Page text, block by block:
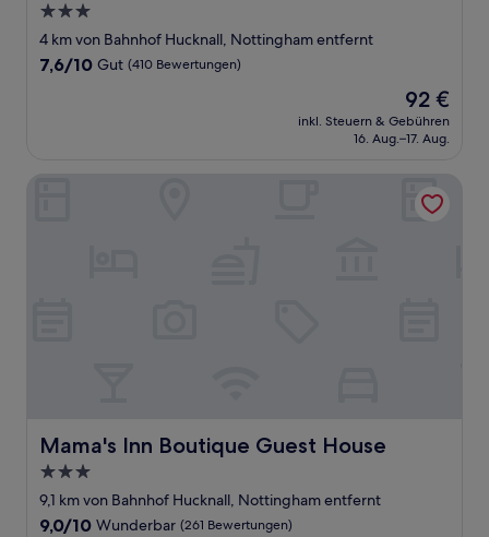
3.0-
Sterne-
Unterkunft
4 km von Bahnhof Hucknall, Nottingham entfernt
7.6
7,6/10 Gut (410 Bewertungen)
Der
Preis
beträgt
92 €
inkl. Steuern & Gebühren
16. Aug.–17. Aug.
Mama's Inn Boutique Guest House
Mama's Inn Boutique Guest House
3.0-
Sterne-
Unterkunft
9,1 km von Bahnhof Hucknall, Nottingham entfernt
9.0
9,0/10 Wunderbar (261 Bewertungen)